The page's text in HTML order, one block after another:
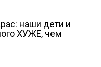
наши дети и
ХУЖЕ, чем